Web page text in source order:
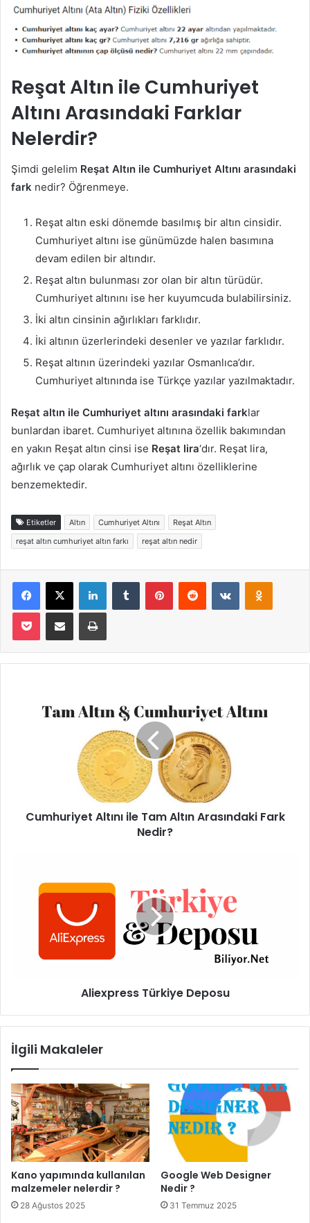
Reşat Altın ile Cumhuriyet
Altını Arasındaki Farklar
Nelerdir?
Şimdi gelelim Reşat Altın ile Cumhuriyet Altını arasındaki
fark nedir? Öğrenmeye.
Reşat altın eski dönemde basılmış bir altın cinsidir.
Cumhuriyet altını ise günümüzde halen basımına
devam edilen bir altındır.
Reşat altın bulunması zor olan bir altın türüdür.
Cumhuriyet altınını ise her kuyumcuda bulabilirsiniz.
İki altın cinsinin ağırlıkları farklıdır.
İki altının üzerlerindeki desenler ve yazılar farklıdır.
Reşat altının üzerindeki yazılar Osmanlıca’dır.
Cumhuriyet altınında ise Türkçe yazılar yazılmaktadır.
Reşat altın ile Cumhuriyet altını arasındaki farklar
bunlardan ibaret. Cumhuriyet altınına özellik bakımından
en yakın Reşat altın cinsi ise Reşat lira‘dır. Reşat lira,
ağırlık ve çap olarak Cumhuriyet altını özelliklerine
benzemektedir.
Etiketler Altın Cumhuriyet Altını
Reşat Altın
reşat altın cumhuriyet altın farkı
reşat altın nedir
Facebook
X LinkedInTumblr PinterestReddit VKontakte
Pocket E-Posta ile paylaş Yazdır
Cumhuriyet Altını ile Tam Altın Arasındaki Fark
Nedir?
Aliexpress Türkiye Deposu
İlgili Makaleler
Kano yapımında kullanılan
malzemeler nelerdir ?
28 Ağustos 2025
Google Web Designer
Nedir ?
31 Temmuz 2025